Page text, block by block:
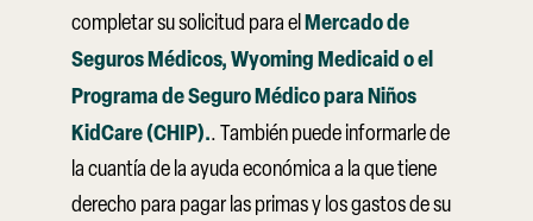
completar su solicitud para elMercado de
Seguros Médicos, Wyoming Medicaid o el
Programa de Seguro Médico para Niños
KidCare (CHIP).. También puede informarle de
la cuantía de la ayuda económica a la que tiene
derecho para pagar las primas y los gastos de su